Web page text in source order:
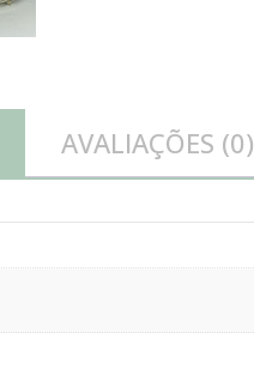
AVALIAÇÕES (0)